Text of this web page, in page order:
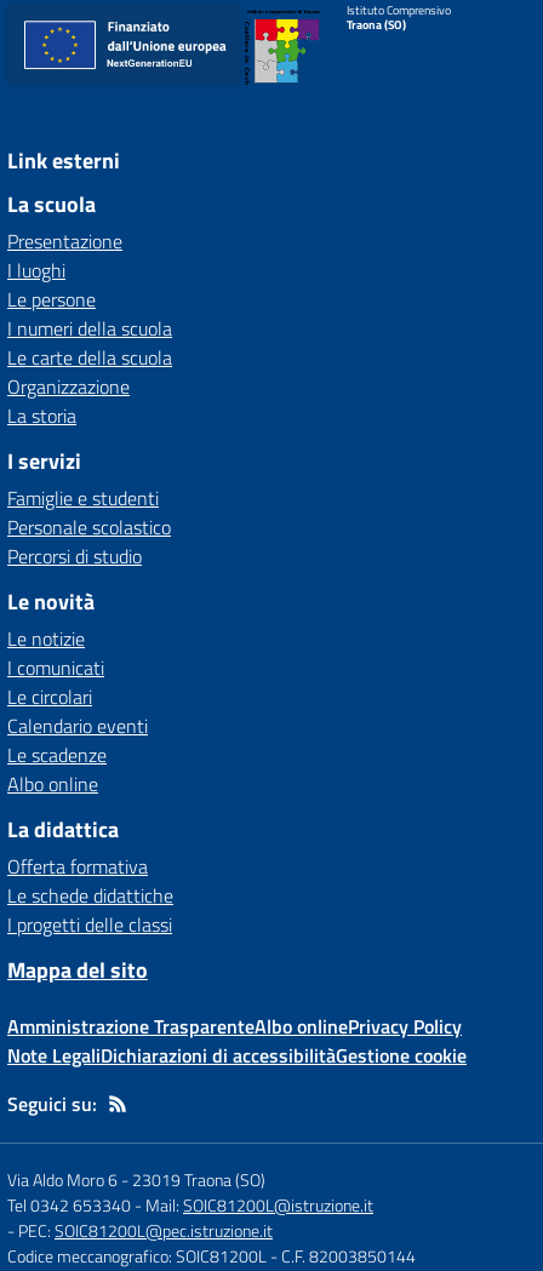
Istituto Comprensivo
Traona (SO)
Link esterni
La scuola
Presentazione
I luoghi
Le persone
I numeri della scuola
Le carte della scuola
Organizzazione
La storia
I servizi
Famiglie e studenti
Personale scolastico
Percorsi di studio
Le novità
Le notizie
I comunicati
Le circolari
Calendario eventi
Le scadenze
Albo online
La didattica
Offerta formativa
Le schede didattiche
I progetti delle classi
Mappa del sito
Amministrazione TrasparenteAlbo onlinePrivacy Policy
Note LegaliDichiarazioni di accessibilitàGestione cookie
Seguici su:
Via Aldo Moro 6-23019 Traona (SO)
Tel 0342 653340- Mail:SOIC81200L@istruzione.it
- PEC:SOIC81200L@pec.istruzione.it
Codice meccanografico: SOIC81200L- C.F. 82003850144